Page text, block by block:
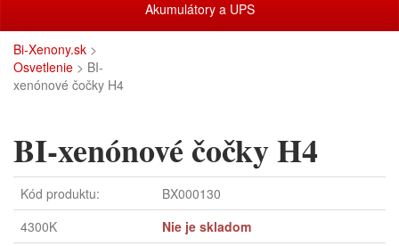
Akumulátory a UPS
Bi-Xenony.sk >
Osvetlenie > BI-
xenónové čočky H4
BI-xenónové čočky H4
Kód produktu:
BX000130
4300K
Nie je skladom